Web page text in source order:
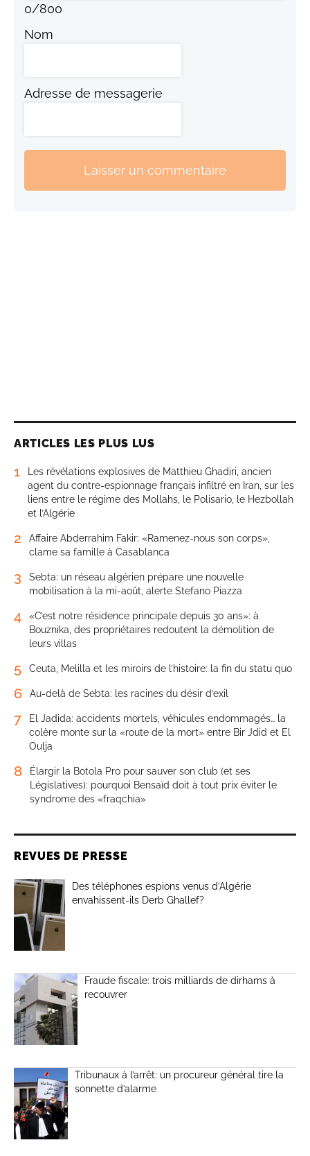
0/800
Nom
Adresse de messagerie
Laisser un commentaire
ARTICLES LES PLUS LUS
1
Les révélations explosives de Matthieu Ghadiri, ancien
agent du contre-espionnage français infiltré en Iran, sur les
liens entre le régime des Mollahs, le Polisario, le Hezbollah
et l’Algérie
2
Affaire Abderrahim Fakir: «Ramenez-nous son corps»,
clame sa famille à Casablanca
3
Sebta: un réseau algérien prépare une nouvelle
mobilisation à la mi-août, alerte Stefano Piazza
4
«C’est notre résidence principale depuis 30 ans»: à
Bouznika, des propriétaires redoutent la démolition de
leurs villas
5 Ceuta, Melilla et les miroirs de l’histoire: la fin du statu quo
6 Au-delà de Sebta: les racines du désir d’exil
7
El Jadida: accidents mortels, véhicules endommagés… la
colère monte sur la «route de la mort» entre Bir Jdid et El
Oulja
8
Élargir la Botola Pro pour sauver son club (et ses
Législatives): pourquoi Bensaïd doit à tout prix éviter le
syndrome des «fraqchia»
REVUES DE PRESSE
Des téléphones espions venus d’Algérie
envahissent-ils Derb Ghallef?
Fraude fiscale: trois milliards de dirhams à
recouvrer
Tribunaux à l’arrêt: un procureur général tire la
sonnette d’alarme